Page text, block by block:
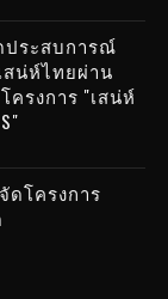
ระสบการณ์
น่ห์ไทยผ่าน
รงการ "เสน่ห์
ดโครงการ